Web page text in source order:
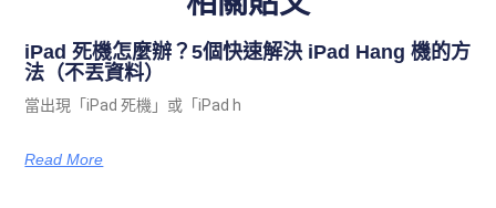
iPad 死機怎麼辦？5個快速解決 iPad Hang 機的方
法（不丟資料）
當出現「iPad 死機」或「iPad h
Read More